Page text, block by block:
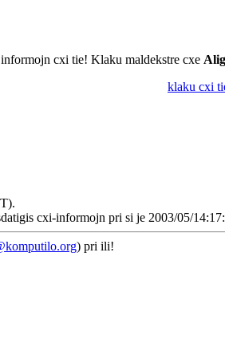
cxi tie! Klaku maldekstre cxe
klaku cxi
cxi-informojn pri si je 2003/05/
) pri ili!